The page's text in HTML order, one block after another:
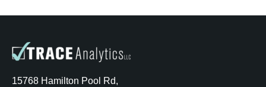
15768 Hamilton Pool Rd,